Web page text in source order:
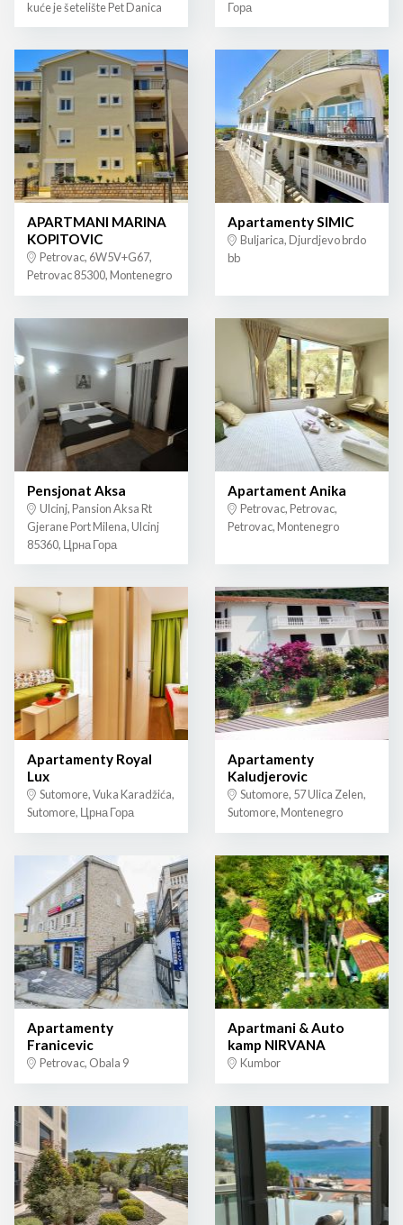
kuće je šetelište Pet Danica Гора
APARTMANI MARINA
KOPITOVIC
Petrovac, 6W5V+G67,
Petrovac 85300, Montenegro
Apartamenty SIMIC
Buljarica, Djurdjevo brdo
bb
Pensjonat Aksa
Ulcinj, Pansion Aksa Rt
Gjerane Port Milena, Ulcinj
85360, Црна Гора
Apartament Anika
Petrovac, Petrovac,
Petrovac, Montenegro
Apartamenty Royal
Lux
Sutomore, Vuka Karadžića,
Sutomore, Црна Гора
Apartamenty
Kaludjerovic
Sutomore, 57 Ulica Zelen,
Sutomore, Montenegro
Apartamenty
Franicevic
Petrovac, Obala 9
Apartmani & Auto
kamp NIRVANA
Kumbor